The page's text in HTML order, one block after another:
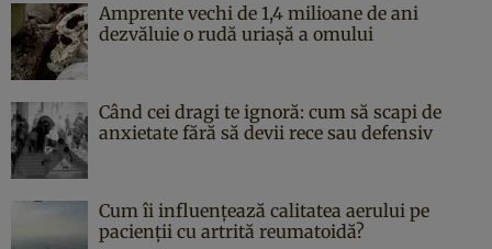
Amprente vechi de 1,4 milioane de ani
dezvăluie o rudă uriașă a omului
Când cei dragi te ignoră: cum să scapi de
anxietate fără să devii rece sau defensiv
Cum îi influențează calitatea aerului pe
pacienții cu artrită reumatoidă?